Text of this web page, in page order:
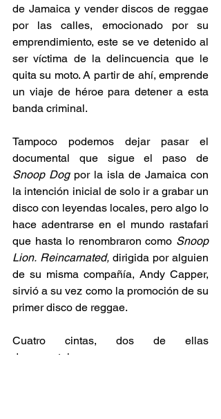
de Jamaica y vender discos de reggae
por las calles, emocionado por su
emprendimiento, este se ve detenido al
ser víctima de la delincuencia que le
quita su moto. A partir de ahí, emprende
un viaje de héroe para detener a esta
banda criminal.
Tampoco podemos dejar pasar el
Snoop Dog por la isla de Jamaica con
la intención inicial de solo ir a grabar un
disco con leyendas locales, pero algo lo
hace adentrarse en el mundo rastafari
que hasta lo renombraron como Snoop
Lion. Reincarnated, dirigida por alguien
de su misma compañía, Andy Capper,
sirvió a su vez como la promoción de su
primer disco de reggae.
Cuatro cintas, dos de ellas
documentales que narran sucesos